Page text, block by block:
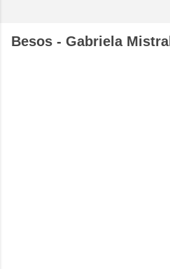
Besos - Gabriela Mistral